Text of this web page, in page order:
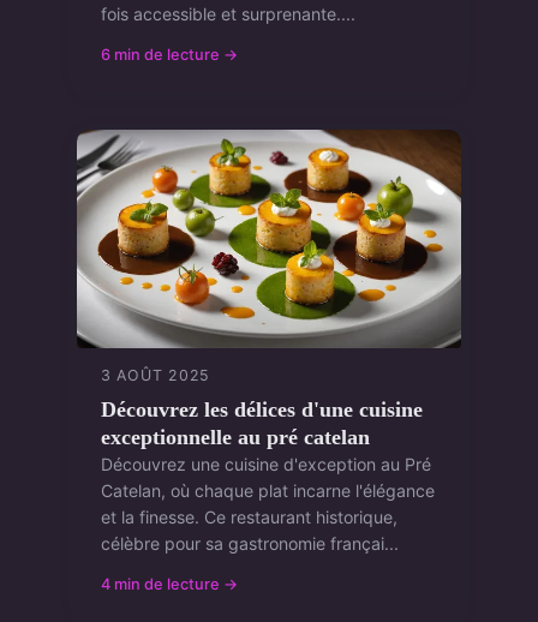
fois accessible et surprenante....
6 min de lecture →
3 AOÛT 2025
Découvrez les délices d'une cuisine
exceptionnelle au pré catelan
Découvrez une cuisine d'exception au Pré
Catelan, où chaque plat incarne l'élégance
et la finesse. Ce restaurant historique,
célèbre pour sa gastronomie françai...
4 min de lecture →